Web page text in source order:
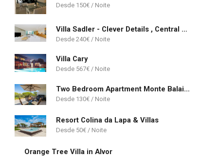
150€
Villa Sadler - Clever Details , Central Vilamoura, Sleeps 6, luxury, walking distance
240€
Villa Cary
567€
Two Bedroom Apartment Monte Balaia Albufeira
130€
Resort Colina da Lapa & Villas
50€
Orange Tree Villa in Alvor